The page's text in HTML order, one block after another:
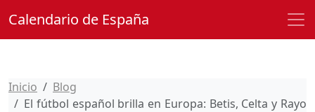
Calendario de España
Inicio
Blog
El fútbol español brilla en Europa: Betis, Celta y Rayo